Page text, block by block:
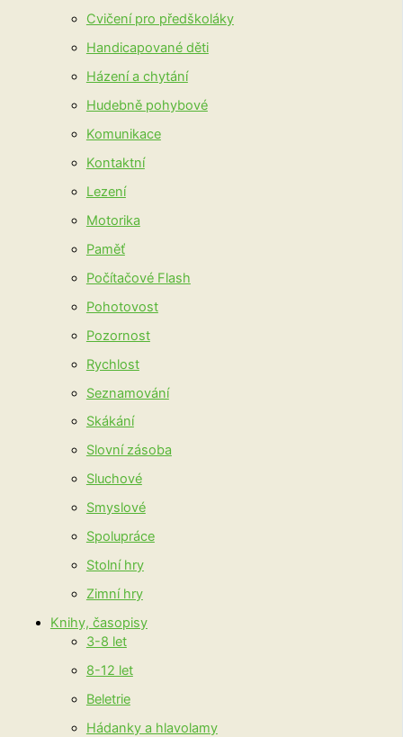
Cvičení pro předškoláky
Handicapované děti
Házení a chytání
Hudebně pohybové
Komunikace
Kontaktní
Lezení
Motorika
Paměť
Počítačové Flash
Pohotovost
Pozornost
Rychlost
Seznamování
Skákání
Slovní zásoba
Sluchové
Smyslové
Spolupráce
Stolní hry
Zimní hry
Knihy, časopisy
3-8 let
8-12 let
Beletrie
Hádanky a hlavolamy